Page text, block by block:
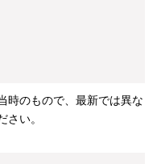
時のもので、最新では異な
さい。